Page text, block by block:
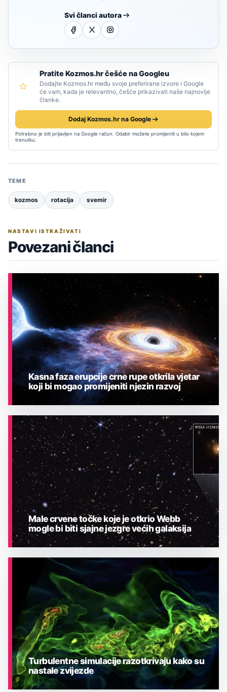
Svi članci autora
Pratite Kozmos.hr češće na Googleu
Dodajte Kozmos.hr među svoje preferirane izvore i Google
će vam, kada je relevantno, češće prikazivati naše najnovije
članke.
Dodaj Kozmos.hr na Google
Potrebno je biti prijavljen na Google račun. Odabir možete promijeniti u bilo kojem
trenutku.
TEME
kozmos rotacija svemir
NASTAVI ISTRAŽIVATI
Povezani članci
ASTRONOMIJA
Kasna faza erupcije crne rupe otkrila vjetar
koji bi mogao promijeniti njezin razvoj
ASTRONOMIJA
Male crvene točke koje je otkrio Webb
mogle bi biti sjajne jezgre većih galaksija
Turbulentne simulacije razotkrivaju kako su
nastale zvijezde